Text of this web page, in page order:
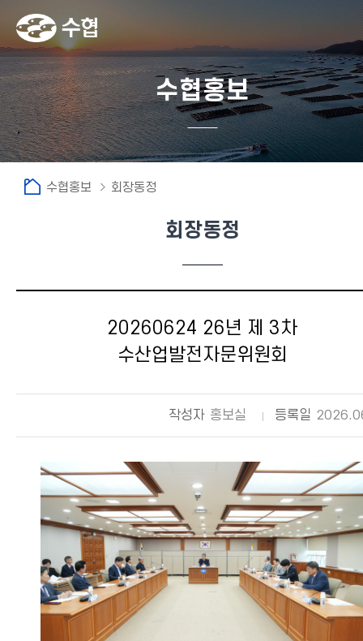
수협홍보
수협홍보 회장동정
회장동정
20260624 26년 제 3차
수산업발전자문위원회
작성자 홍보실 등록일